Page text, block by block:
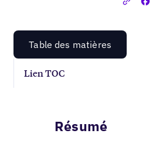
Table des matières
Lien TOC
Résumé